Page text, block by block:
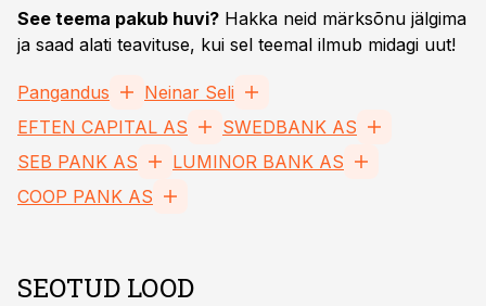
See teema pakub huvi? Hakka neid märksõnu jälgima
ja saad alati teavituse, kui sel teemal ilmub midagi uut!
Pangandus
Neinar Seli
EFTEN CAPITAL AS
SWEDBANK AS
SEB PANK AS
LUMINOR BANK AS
COOP PANK AS
SEOTUD LOOD